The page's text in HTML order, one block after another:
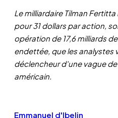
Le milliardaire Tilman
pour 31 dollars par action,
opération de 17,6 milliards
endettée, que les analystes
déclencheur d'une vague
américain.
Emmanuel d'Ibelin